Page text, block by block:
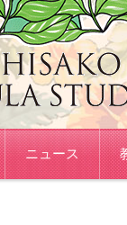
移動
ニュース